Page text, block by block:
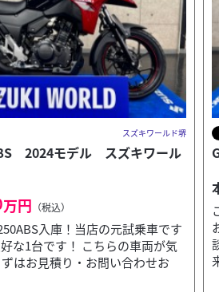
スズキワールド堺
新車 【店頭展示あり】
るお客様は、まずはお見積り・
します！ ご検討中のバイクが商
まう場合もございますので、 ご